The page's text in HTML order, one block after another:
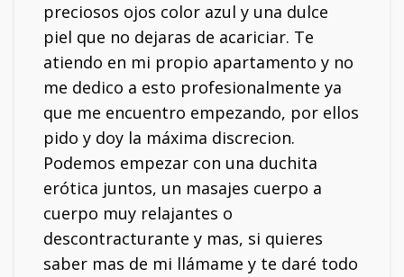
preciosos ojos color azul y una dulce
piel que no dejaras de acariciar. Te
atiendo en mi propio apartamento y no
me dedico a esto profesionalmente ya
que me encuentro empezando, por ellos
pido y doy la máxima discrecion.
Podemos empezar con una duchita
erótica juntos, un masajes cuerpo a
cuerpo muy relajantes o
descontracturante y mas, si quieres
saber mas de mi llámame y te daré todo